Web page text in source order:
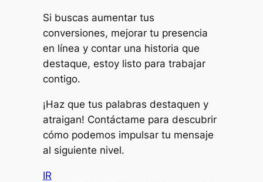
Si buscas aumentar tus
conversiones, mejorar tu presencia
en línea y contar una historia que
destaque, estoy listo para trabajar
contigo.
¡Haz que tus palabras destaquen y
atraigan! Contáctame para descubrir
cómo podemos impulsar tu mensaje
al siguiente nivel.
IR